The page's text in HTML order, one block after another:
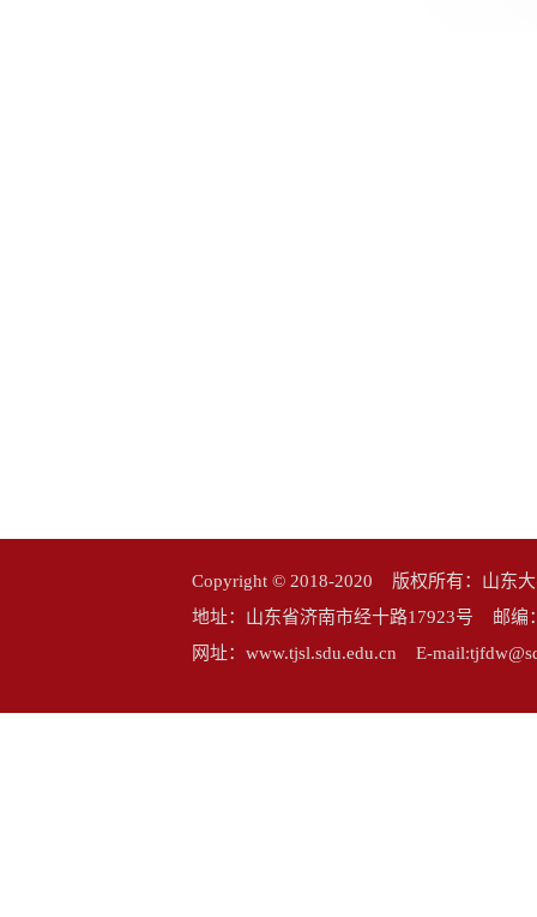
Copyright © 2018-2020 版权所有：山东
地址：山东省济南市经十路17923号 邮
网址：www.tjsl.sdu.edu.cn E-